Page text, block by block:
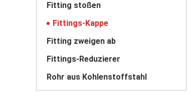
Fitting stoßen
Fittings-Kappe
Fitting zweigen ab
Fittings-Reduzierer
Rohr aus Kohlenstoffstahl